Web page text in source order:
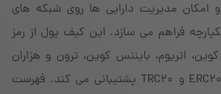
امکان مدیریت دارایی ها روی شبکه های
فراهم می سازد. این کیف پول از رمز
اتریوم، بایننس کوین، ترون و هزاران
توکن استاندارد ERC20، BEP20 و TRC20 پشتیبانی می کند. فهرست